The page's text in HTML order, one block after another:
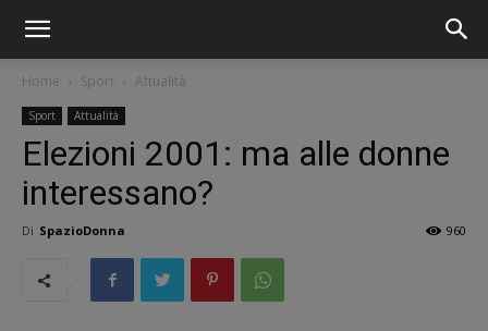
Home Sport Attualità
Sport Attualità
Elezioni 2001: ma alle donne
interessano?
Di SpazioDonna 960